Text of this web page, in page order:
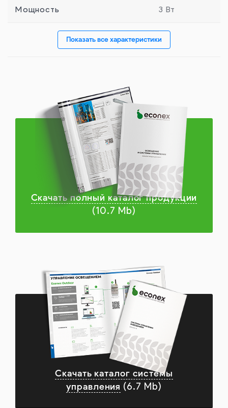
Мощность 3 Вт
Показать все характеристики
Скачать полный каталог продукции
(10.7 Mb)
Скачать каталог системы
управления (6.7 Mb)